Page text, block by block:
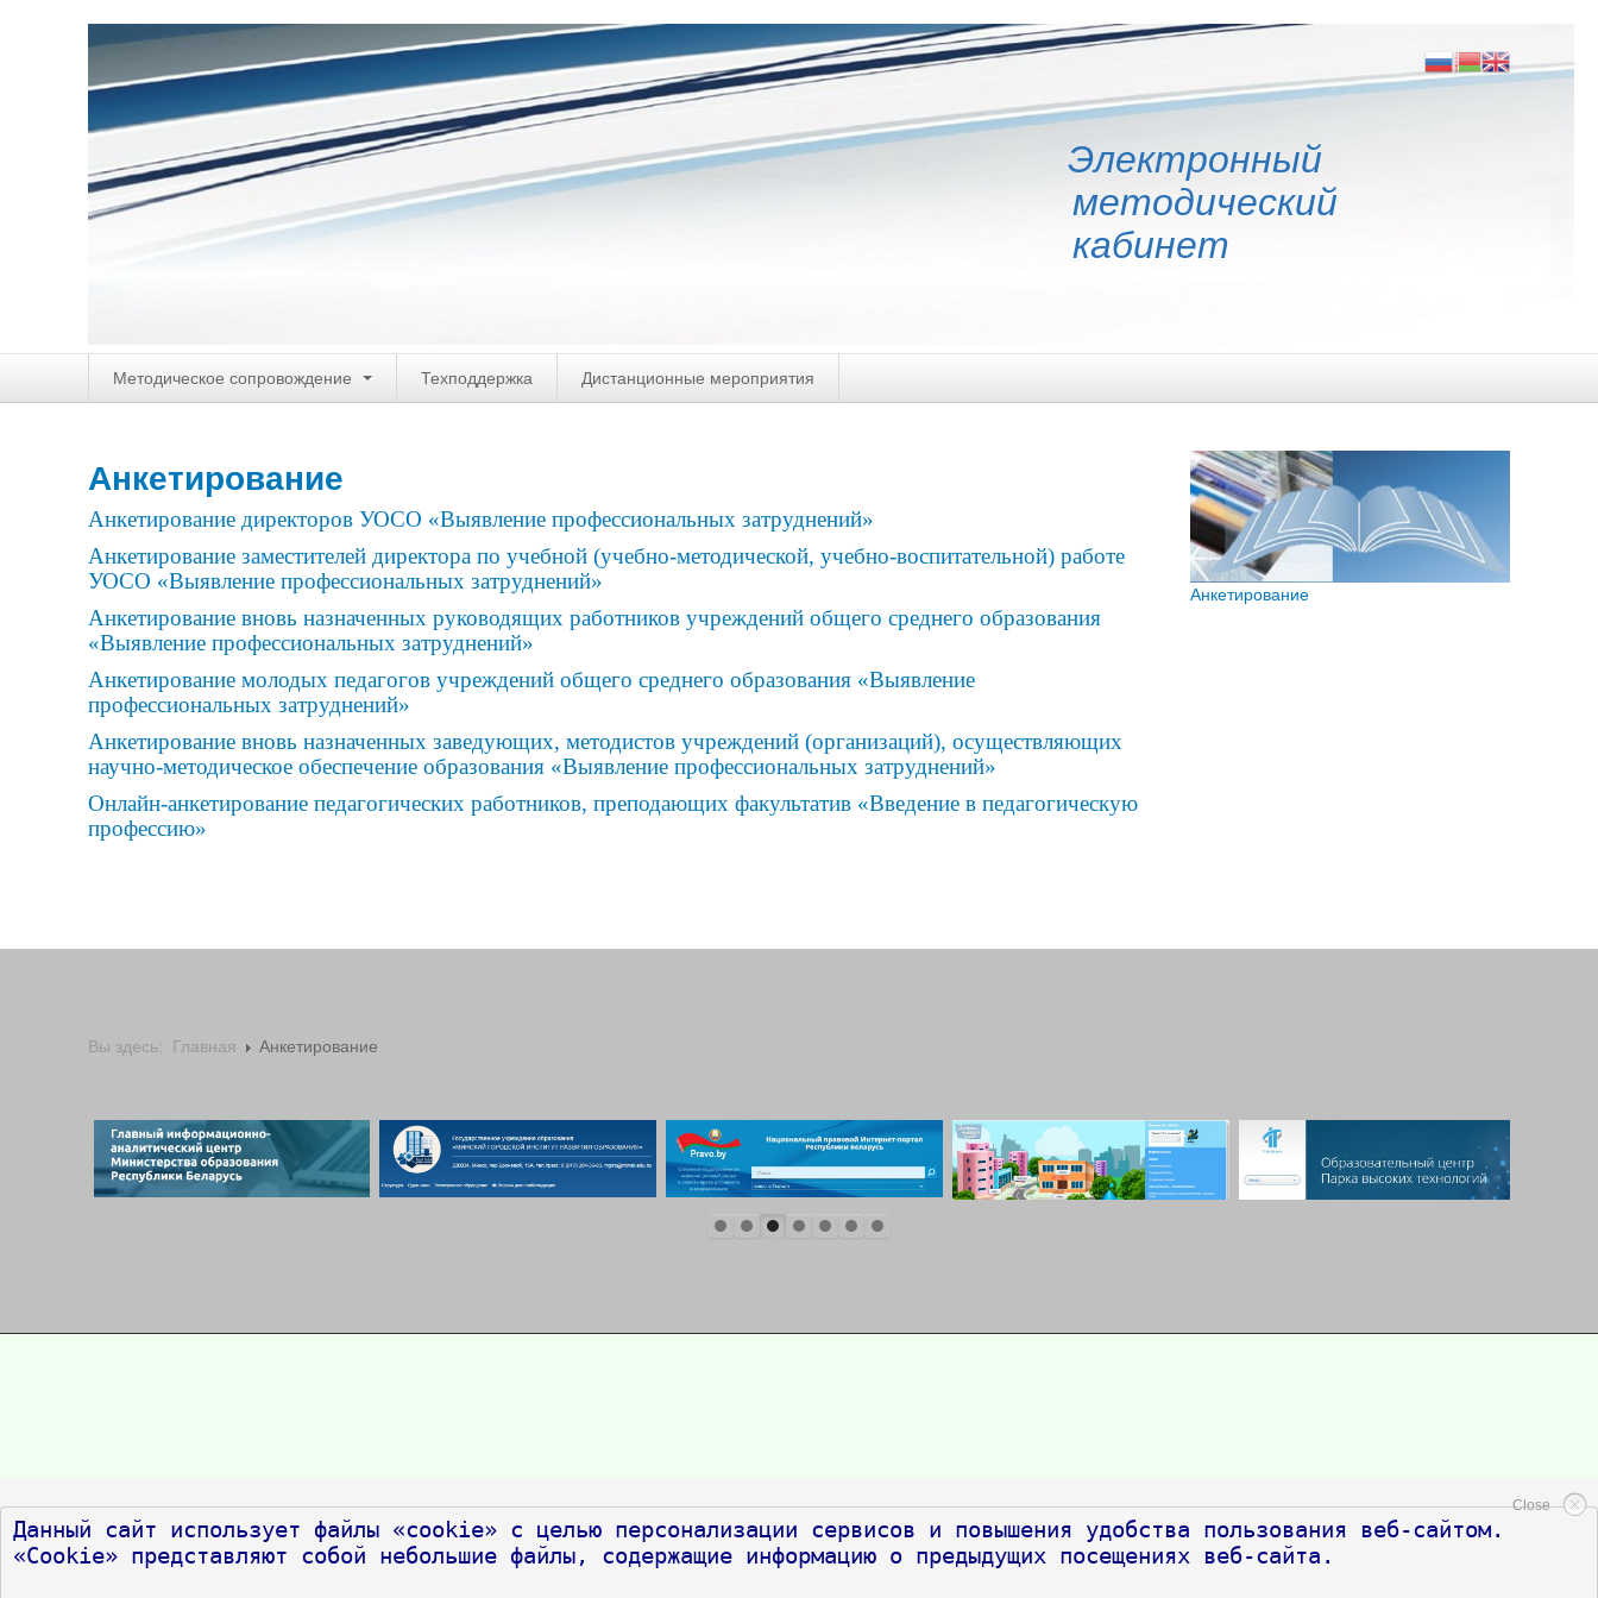
Электронный
методический
кабинет
Методическое сопровождение Техподдержка Дистанционные мероприятия
Анкетирование
Анкетирование директоров УОСО «Выявление профессиональных затруднений»
Анкетирование заместителей директора по учебной (учебно-методической, учебно-воспитательной) работе
УОСО «Выявление профессиональных затруднений»
Анкетирование вновь назначенных руководящих работников учреждений общего среднего образования
«Выявление профессиональных затруднений»
Анкетирование молодых педагогов учреждений общего среднего образования «Выявление
профессиональных затруднений»
Анкетирование вновь назначенных заведующих, методистов учреждений (организаций), осуществляющих
научно-методическое обеспечение образования «Выявление профессиональных затруднений»
Онлайн-анкетирование педагогических работников, преподающих факультатив «Введение в педагогическую
профессию»
Анкетирование
Вы здесь: Главная Анкетирование
Close
Данный сайт использует файлы «cookie» с целью персонализации сервисов и повышения удобства пользования веб-сайтом.
«Cookie» представляют собой небольшие файлы, содержащие информацию о предыдущих посещениях веб-сайта.